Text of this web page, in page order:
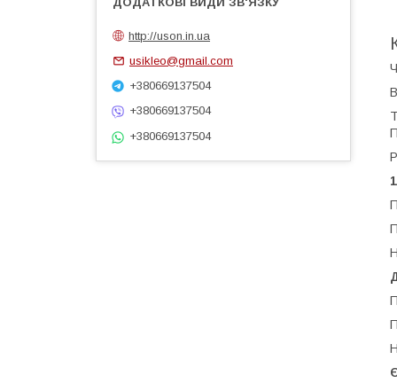
http://uson.in.ua
usikleo@gmail.com
+380669137504
+380669137504
+380669137504